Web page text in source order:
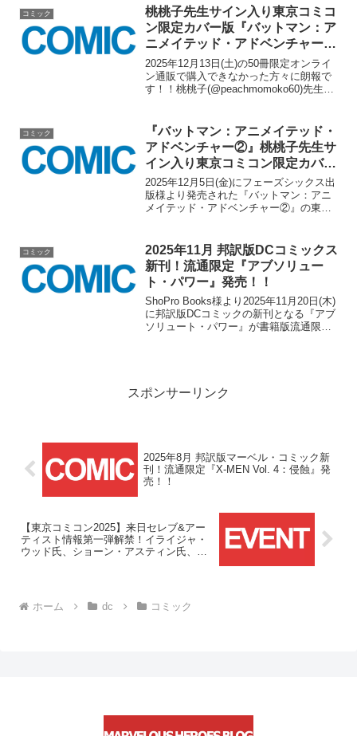
プリズン』が発売となりました！！本
作...
コミック
桃桃子先生サイン入り東京コミコ
ン限定カバー版『バットマン：ア
ニメイテッド・アドベンチャー
②』のコミコン当日キャンセル分
が2026/1/1(木)12時より限定販
売！！
2025年12月13日(土)の50冊限定オンライ
ン通販で購入できなかった方々に朗報で
す！！桃桃子(@peachmomoko60)先生サ
ャー②』のコミコン当日キャンセル分...
コミック
『バットマン：アニメイテッド・
アドベンチャー②』桃桃子先生サ
イン入り東京コミコン限定カバー
版が12/13(土)12時より50冊限定
販売！！
2025年12月5日(金)にフェーズシックス出
版様より発売された『バットマン：アニ
メイテッド・アドベンチャー②』の東京
で公式通販サイトにて販売されます！...
コミック
2025年11月 邦訳版DCコミックス
新刊！流通限定『アブソリュー
ト・パワー』発売！！
ShoPro Books様より2025年11月20日(木)
に邦訳版DCコミックの新刊となる『アブ
ソリュート・パワー』が書籍版流通限定
スポンサーリンク
2025年8月 邦訳版マーベル・コミック新
刊！流通限定『X-MEN Vol. 4：侵蝕』発
売！！
【東京コミコン2025】来日セレブ&アー
ティスト情報第一弾解禁！イライジャ・
ウッド氏、ショーン・アスティン氏、ジ
ホーム dc コミック